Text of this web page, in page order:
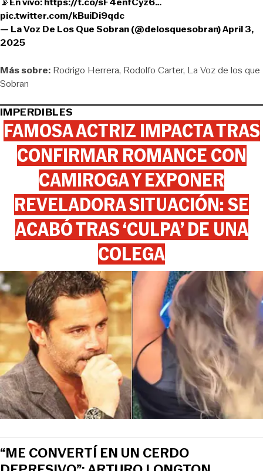
pic.twitter.com/kBuiDi9qdc
— La Voz De Los Que Sobran (@delosquesobran)April 3,
2025
Más sobre: Rodrigo Herrera Rodolfo Carter La Voz de los que
Sobran
IMPERDIBLES
FAMOSA ACTRIZ IMPACTA TRAS
CONFIRMAR ROMANCE CON
CAMIROGA Y EXPONER
REVELADORA SITUACIÓN: SE
ACABÓ TRAS ‘CULPA’ DE UNA
COLEGA
“ME CONVERTÍ EN UN CERDO